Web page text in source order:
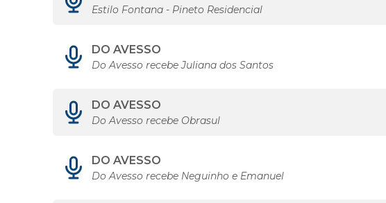
Estilo Fontana - Pineto Residencial
DO AVESSO
Do Avesso recebe Juliana dos Santos
DO AVESSO
Do Avesso recebe Obrasul
DO AVESSO
Do Avesso recebe Neguinho e Emanuel